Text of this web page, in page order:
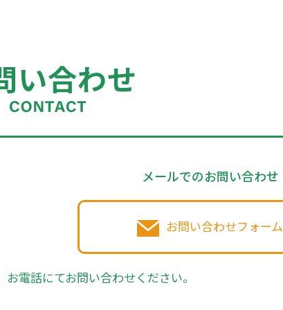
い合わせ
メールでのお問い合わせ
お問い合わせフォーム
電話にてお問い合わせください。